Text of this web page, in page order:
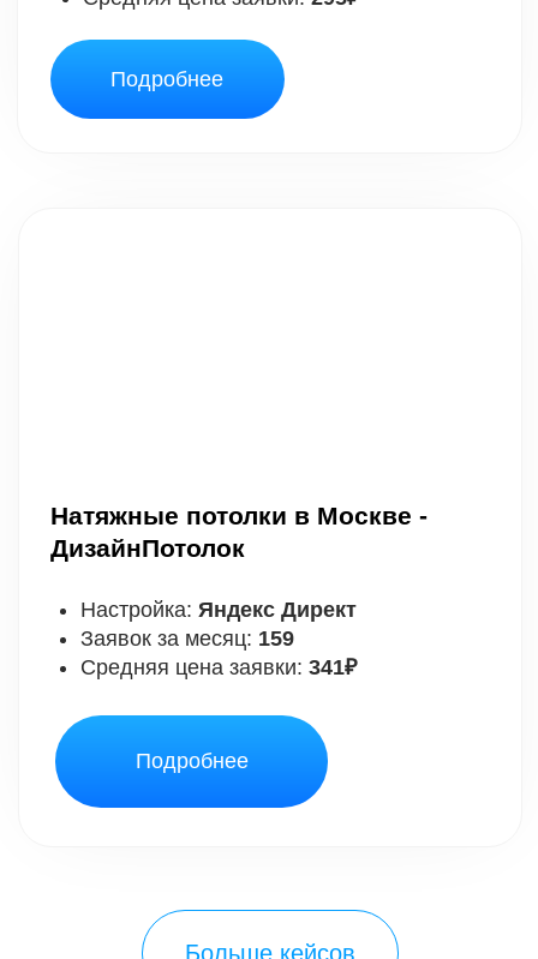
ПОПУЛЯРНЫЕ ВИДЕО,
КОТОРЫЕ НАБРАЛИ 1000+